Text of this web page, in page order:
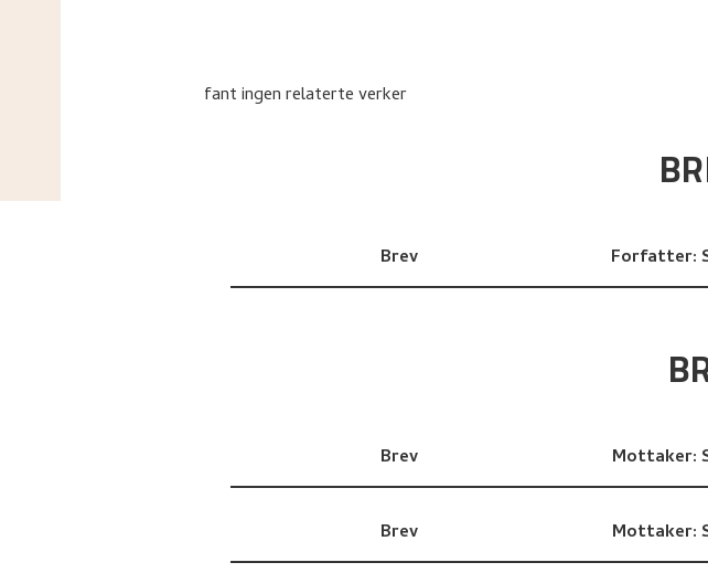
fant ingen relaterte verker
Brev Forfatter:
Brev Mottaker:
Brev Mottaker: